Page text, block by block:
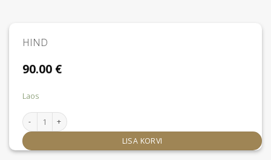
HIND
90.00 €
Laos
Kandik Lutek kogus
LISA KORVI